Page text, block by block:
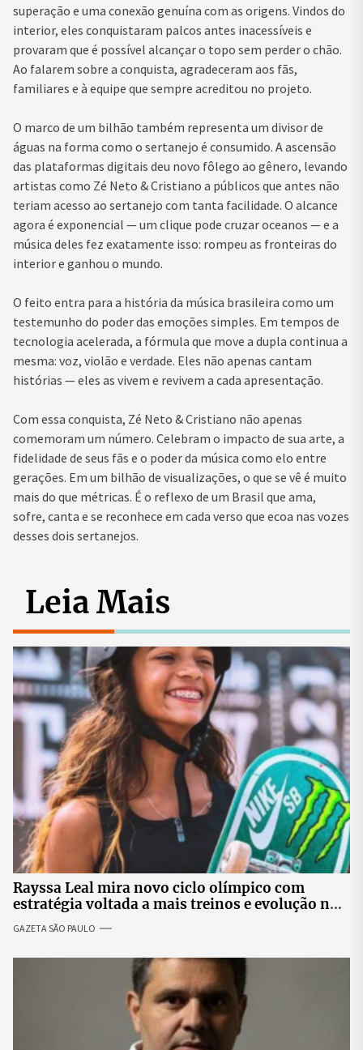
superação e uma conexão genuína com as origens. Vindos do
interior, eles conquistaram palcos antes inacessíveis e
provaram que é possível alcançar o topo sem perder o chão.
Ao falarem sobre a conquista, agradeceram aos fãs,
familiares e à equipe que sempre acreditou no projeto.
O marco de um bilhão também representa um divisor de
águas na forma como o sertanejo é consumido. A ascensão
das plataformas digitais deu novo fôlego ao gênero, levando
artistas como Zé Neto & Cristiano a públicos que antes não
teriam acesso ao sertanejo com tanta facilidade. O alcance
agora é exponencial — um clique pode cruzar oceanos — e a
música deles fez exatamente isso: rompeu as fronteiras do
interior e ganhou o mundo.
O feito entra para a história da música brasileira como um
testemunho do poder das emoções simples. Em tempos de
tecnologia acelerada, a fórmula que move a dupla continua a
mesma: voz, violão e verdade. Eles não apenas cantam
histórias — eles as vivem e revivem a cada apresentação.
Com essa conquista, Zé Neto & Cristiano não apenas
comemoram um número. Celebram o impacto de sua arte, a
fidelidade de seus fãs e o poder da música como elo entre
gerações. Em um bilhão de visualizações, o que se vê é muito
mais do que métricas. É o reflexo de um Brasil que ama,
sofre, canta e se reconhece em cada verso que ecoa nas vozes
desses dois sertanejos.
Leia Mais
Rayssa Leal mira novo ciclo olímpico com
estratégia voltada a mais treinos e evolução no
GAZETA SÃO PAULO